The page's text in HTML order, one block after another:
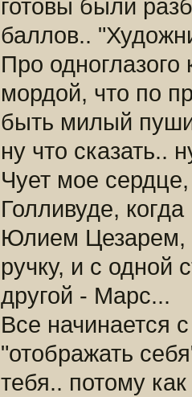
готовы были
баллов..
Про
мордой, что по
быть милый
ну что сказать..
Чует мое сердце,
Голливуде,
Юлием Цезарем,
ручку, и с одной
другой - Марс...
Все начинается
"отображать
тебя.. потому